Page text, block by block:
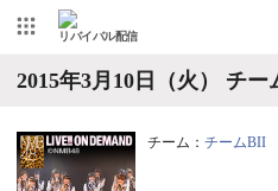
リバイバル配信
2015年3月10日（火） チ
チーム： チームBII